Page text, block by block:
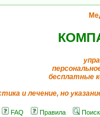
бесплатные
и лечение, но
FAQ Правила
Поиск